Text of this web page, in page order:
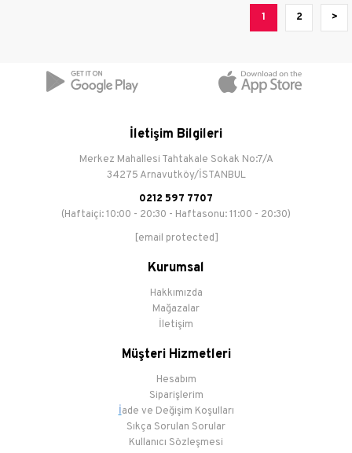
1 2 >
İletişim Bilgileri
Merkez Mahallesi Tahtakale Sokak No:7/A
34275 Arnavutköy/İSTANBUL
0212 597 7707
(Haftaiçi: 10:00 - 20:30 - Haftasonu: 11:00 - 20:30)
[email protected]
Kurumsal
Hakkımızda
Mağazalar
İletişim
Müşteri Hizmetleri
Hesabım
Siparişlerim
İade ve Değişim Koşulları
Sıkça Sorulan Sorular
Kullanıcı Sözleşmesi